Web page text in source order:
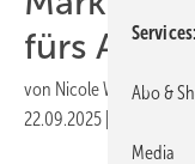
fürs Auto
von Nicole Weinhold
22.09.2025
Services
Abo &
Media